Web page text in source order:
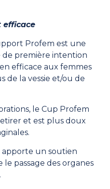
efficace
Profem est une
première intention
efficace aux femmes
de la vessie et/ou de
le Cup Profem
et est plus doux
apporte un soutien
passage des organes